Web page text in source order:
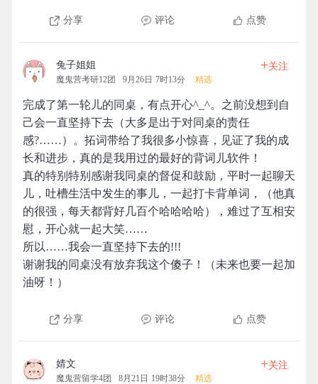
分享 评论 点赞
兔子姐姐
魔鬼营考研12团 9月26日 7时13分 精选
+关注
完成了第一轮儿的同桌，有点开心^_^。之前没想到自
己会一直坚持下去（大多是出于对同桌的责任
感?……）。拓词带给了我很多小惊喜，见证了我的成
长和进步，真的是我用过的最好的背词儿软件！
真的特别特别感谢我同桌的督促和鼓励，平时一起聊天
儿，吐槽生活中发生的事儿，一起打卡背单词，（他真
的很强，每天都背好几百个哈哈哈哈），难过了互相安
慰，开心就一起大笑……
所以……我会一直坚持下去的!!!
谢谢我的同桌没有放弃我这个傻子！（未来也要一起加
油呀！）
分享 评论 点赞
婧文
魔鬼营留学4团 8月21日 19时38分 精选
+关注